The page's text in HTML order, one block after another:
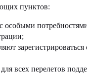
пунктов:
особыми
всех перелетов